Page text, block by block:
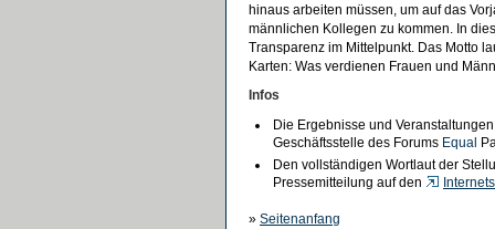
hinaus arbeiten müssen, um auf das
männlichen Kollegen zu kommen. In
Transparenz im Mittelpunkt. Das Motto
Karten: Was verdienen Frauen und
Infos
Die Ergebnisse und
Geschäftsstelle des Forums Equal
Den vollständigen Wortlaut der
Pressemitteilung auf den
» Seitenanfang